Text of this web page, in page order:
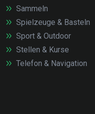
Sammeln
Spielzeuge & Basteln
Sport & Outdoor
Stellen & Kurse
Telefon & Navigation